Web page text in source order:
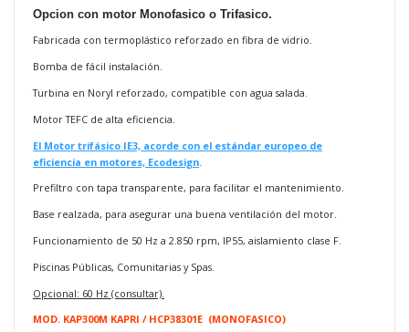
Opcion con motor Monofasico o Trifasico.
Fabricada con termoplástico reforzado en fibra de vidrio.
Bomba de fácil instalación.
Turbina en Noryl reforzado, compatible con agua salada.
Motor TEFC de alta eficiencia.
El Motor trifásico IE3, acorde con el estándar europeo de
eficiencia en motores, Ecodesign.
Prefiltro con tapa transparente, para facilitar el mantenimiento.
Base realzada, para asegurar una buena ventilación del motor.
Funcionamiento de 50 Hz a 2.850 rpm, IP55, aislamiento clase F.
Piscinas Públicas, Comunitarias y Spas.
Opcional: 60 Hz (consultar).
MOD. KAP300M KAPRI / HCP38301E (MONOFASICO)